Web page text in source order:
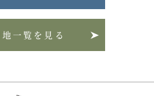
一覧を見る